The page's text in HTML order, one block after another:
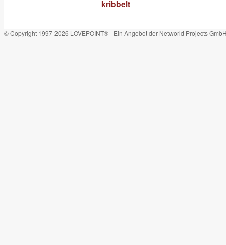
kribbelt
© Copyright 1997-2026 LOVEPOINT® - Ein Angebot der Networld Projects